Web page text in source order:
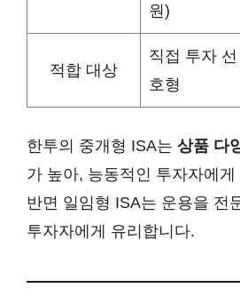
원)
적합 대상
직접 투자 선
호형
한투의 중개형 ISA는 상품 다
가 높아, 능동적인 투자자에
반면 일임형 ISA는 운용을 전
투자자에게 유리합니다.